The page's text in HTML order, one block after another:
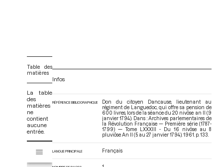
Table des
matières
La table
des
matières
ne
contient
aucune
entrée.
s
Tome LXXXIII - Du 16 nivôse au 8 pluviôse An II (5 au 27 janvier 1794)
Infos
RÉFÉRENCE BIBLIOGRAPHIQUE
Don du citoyen Dancause, lieutenant au
régiment de Languedoc, qui offre sa pension de
600 livres, lors de la séance du 20 nivôse an II (9
janvier 1794). Dans : Archives parlementaires de
la Révolution Française — Première série (1787-
1799) — Tome LXXXIII - Du 16 nivôse au 8
pluviôse An II (5 au 27 janvier 1794). 1961. p. 133.
LANGUE PRINCIPALE Français